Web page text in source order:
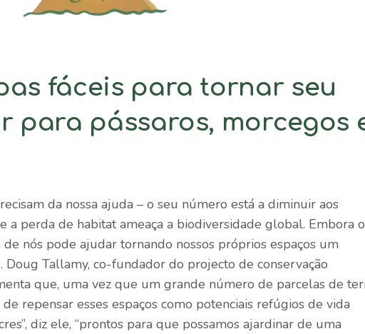
fáceis para tornar seu
para pássaros, morcegos
da nossa ajuda – o seu número está a diminuir aos
a perda de habitat ameaça a biodiversidade global. Embora o
nós pode ajudar tornando nossos próprios espaços um
Doug Tallamy, co-fundador do projecto de conservação
que, uma vez que um grande número de parcelas de
repensar esses espaços como potenciais refúgios de vida
diz ele, “prontos para que possamos ajardinar de uma